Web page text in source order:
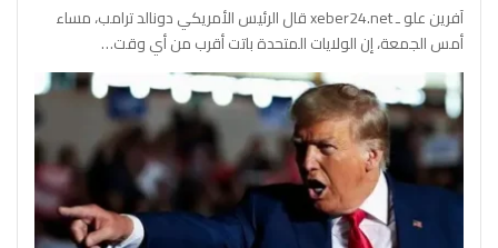
آفرين علو ـ xeber24.net قال الرئيس الأمريكي دونالد ترامب، مساء
أمس الجمعة، إن الولايات المتحدة باتت أقرب من أي وقت…